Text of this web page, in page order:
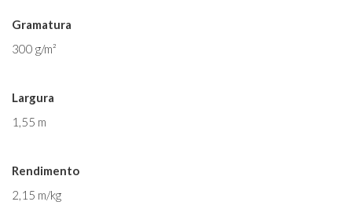
Gramatura
300 g/m²
Largura
1,55 m
Rendimento
2,15 m/kg